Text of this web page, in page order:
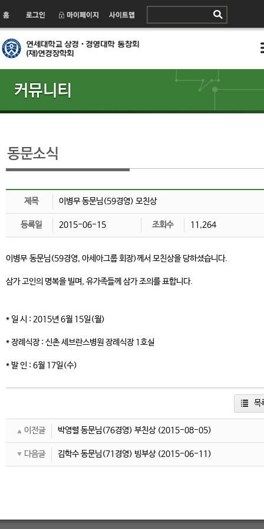
제목 이병무 동문님(59경영) 모친상
등록일 2015-06-15 조회수 11,264
이병무 동문님(59경영, 아세아그룹 회장)께서 모친상을 당하셨습니다.
삼가 고인의 명복을 빌며, 유가족들께 삼가 조의를 표합니다.
* 일 시 : 2015년 6월 15일(월)
* 장례식장 : 신촌 세브란스병원 장례식장 1호실
* 발 인 : 6월 17일(수)
목
이전글 박영렬 동문님(76경영) 부친상(2015-08-05)
다음글 김학수 동문님(71경영) 빙부상(2015-06-11)